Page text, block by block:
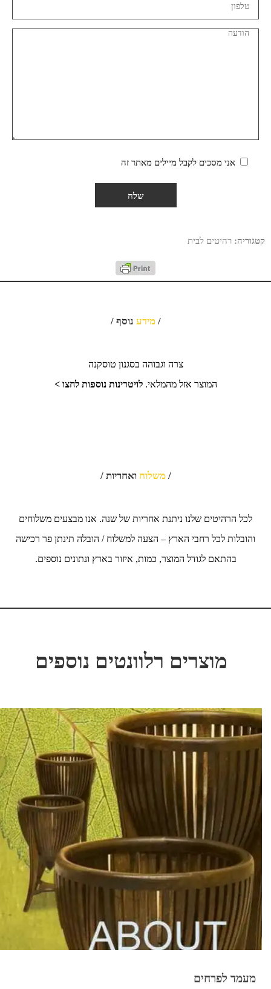
אני מסכים לקבל מיילים מאתר זה
קטגוריה: רהיטים לבית
/ מידע נוסף /
צרה וגבוהה בסגנון טוסקנה
המוצר אזל מהמלאי.לויטרינות נוספות לחצו >
/משלוח ואחריות /
לכל הרהיטים שלנו ניתנת אחריות של שנה. אנו מבצעים משלוחים
והובלות לכל רחבי הארץ – הצעה למשלוח / הובלה תינתן פר רכישה
בהתאם לגודל המוצר, כמות, איזור בארץ ונתונים נוספים.
מוצרים רלוונטים נוספים
מעמד לפרחים